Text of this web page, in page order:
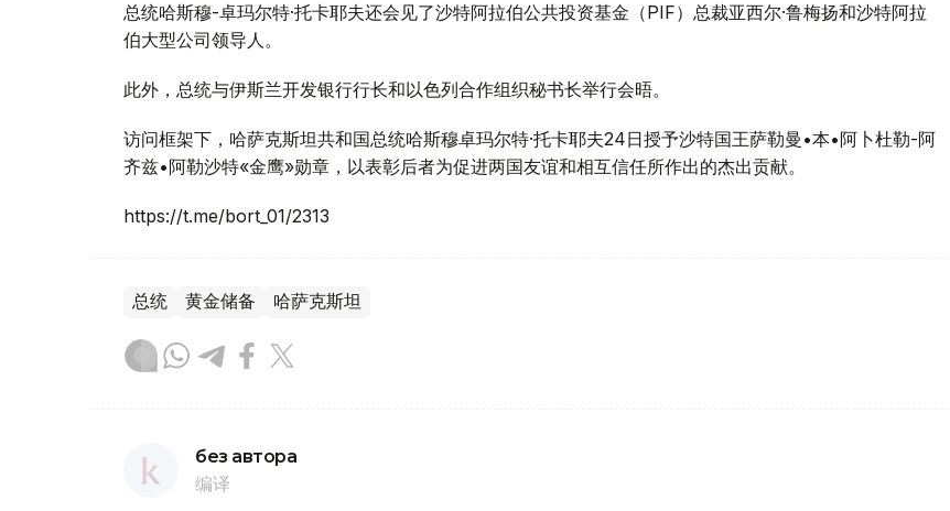
总统哈斯穆-卓玛尔特·托卡耶夫还会见了沙特阿拉伯公共投资基金（PIF）总裁亚西尔·鲁梅扬和沙特阿拉
伯大型公司领导人。
此外，总统与伊斯兰开发银行行长和以色列合作组织秘书长举行会晤。
访问框架下，哈萨克斯坦共和国总统哈斯穆卓玛尔特·托卡耶夫24日授予沙特国王萨勒曼•本•阿卜杜勒-阿
齐兹•阿勒沙特«金鹰»勋章，以表彰后者为促进两国友谊和相互信任所作出的杰出贡献。
https://t.me/bort_01/2313
总统 黄金储备 哈萨克斯坦
без автора
编译